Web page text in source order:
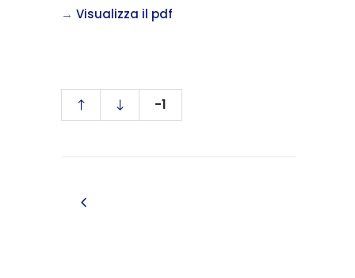
→ Visualizza il pdf
-1